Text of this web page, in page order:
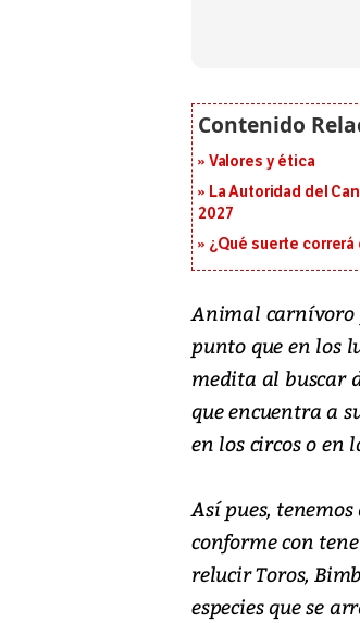
Valores y ética
La Autoridad del
2027
¿Qué suerte
Animal carnívoro
punto que en los
medita al buscar
que encuentra a
en los circos o en
Así pues,
conforme con
relucir Toros,
especies que se